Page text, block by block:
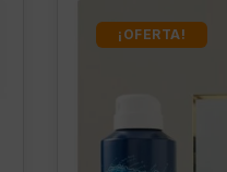
¡OFERTA!